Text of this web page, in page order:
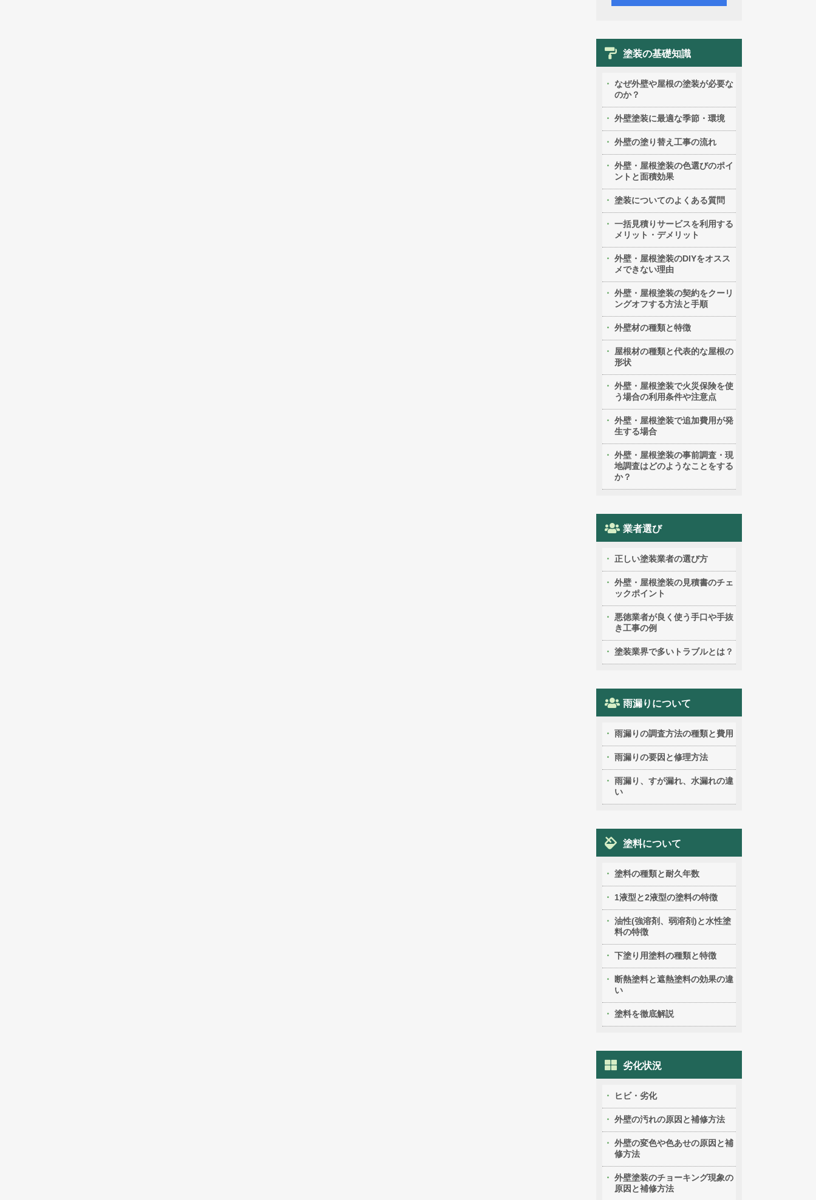
塗装の基礎知識
なぜ外壁や屋根の塗装が必要な
のか？
外壁塗装に最適な季節・環境
外壁の塗り替え工事の流れ
外壁・屋根塗装の色選びのポイ
ントと面積効果
塗装についてのよくある質問
一括見積りサービスを利用する
メリット・デメリット
外壁・屋根塗装のDIYをオスス
メできない理由
外壁・屋根塗装の契約をクーリ
ングオフする方法と手順
外壁材の種類と特徴
屋根材の種類と代表的な屋根の
形状
外壁・屋根塗装で火災保険を使
う場合の利用条件や注意点
外壁・屋根塗装で追加費用が発
生する場合
外壁・屋根塗装の事前調査・現
地調査はどのようなことをする
か？
業者選び
正しい塗装業者の選び方
外壁・屋根塗装の見積書のチェ
ックポイント
悪徳業者が良く使う手口や手抜
き工事の例
塗装業界で多いトラブルとは？
雨漏りについて
雨漏りの調査方法の種類と費用
雨漏りの要因と修理方法
雨漏り、すが漏れ、水漏れの違
い
塗料について
塗料の種類と耐久年数
1液型と2液型の塗料の特徴
油性(強溶剤、弱溶剤)と水性塗
料の特徴
下塗り用塗料の種類と特徴
断熱塗料と遮熱塗料の効果の違
い
塗料を徹底解説
劣化状況
ヒビ・劣化
外壁の汚れの原因と補修方法
外壁の変色や色あせの原因と補
修方法
外壁塗装のチョーキング現象の
原因と補修方法